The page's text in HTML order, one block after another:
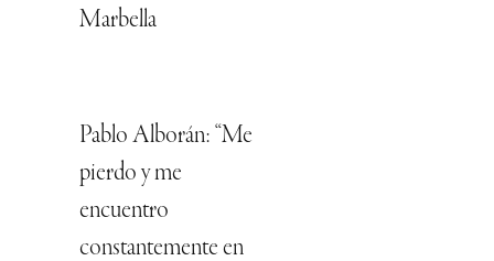
Marbella
Pablo Alborán: “Me
pierdo y me
encuentro
constantemente en